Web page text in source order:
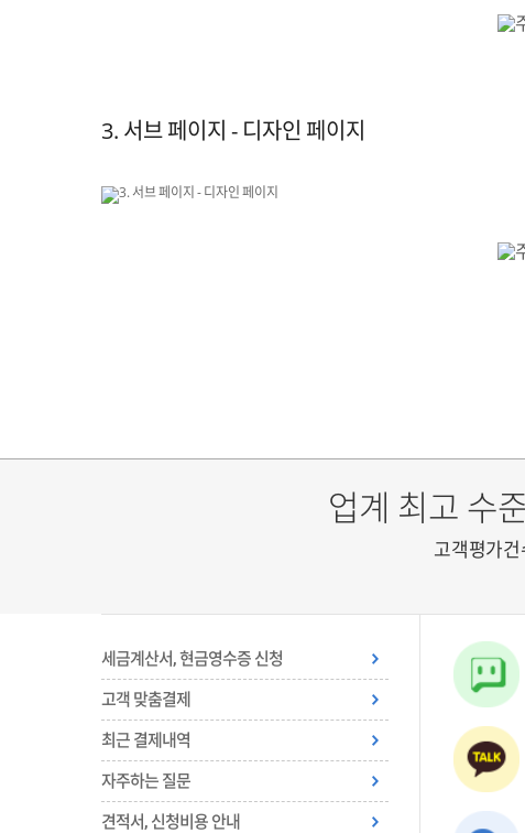
3. 서브 페이지 - 디자인 페이지
업계 최고 수
고객평가건
세금계산서, 현금영수증 신청
고객 맞춤결제
최근 결제내역
자주하는 질문
견적서, 신청비용 안내